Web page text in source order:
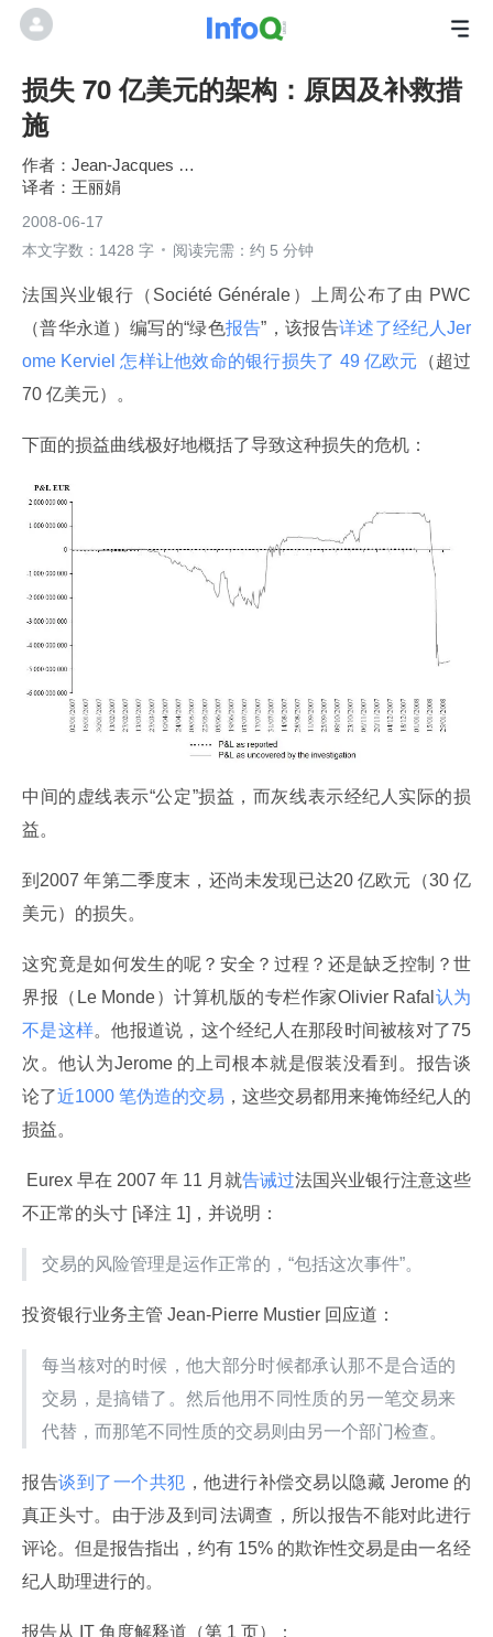
损失 70 亿美元的架构：原因及补救措
施
Jean-Jacques Dubray
王丽娟
2008-06-17
本文字数：1428 字
阅读完需：约 5 分钟
法国兴业银行（Société Générale）上周公布了由 PWC
（普华永道）编写的“绿色报告”，该报告详述了经纪人Jer
ome Kerviel 怎样让他效命的银行损失了 49 亿欧元 （超过
70 亿美元）。
下面的损益曲线极好地概括了导致这种损失的危机：
中间的虚线表示“公定”损益，而灰线表示经纪人实际的损
益。
到2007 年第二季度末，还尚未发现已达20 亿欧元（30 亿
美元）的损失。
这究竟是如何发生的呢？安全？过程？还是缺乏控制？世
界报（Le Monde）计算机版的专栏作家Olivier Rafal 认为
不是这样。他报道说，这个经纪人在那段时间被核对了75
次。他认为Jerome 的上司根本就是假装没看到。报告谈
论了近1000 笔伪造的交易 ，这些交易都用来掩饰经纪人的
损益。
Eurex 早在 2007 年 11 月就告诫过法国兴业银行注意这些
不正常的头寸 [译注 1]，并说明：
交易的风险管理是运作正常的，“包括这次事件”。
投资银行业务主管 Jean-Pierre Mustier 回应道：
每当核对的时候，他大部分时候都承认那不是合适的
交易，是搞错了。然后他用不同性质的另一笔交易来
代替，而那笔不同性质的交易则由另一个部门检查。
报告谈到了一个共犯 ，他进行补偿交易以隐藏 Jerome 的
真正头寸。由于涉及到司法调查，所以报告不能对此进行
评论。但是报告指出，约有 15% 的欺诈性交易是由一名经
纪人助理进行的。
报告从 IT 角度解释道（第 1 页）：